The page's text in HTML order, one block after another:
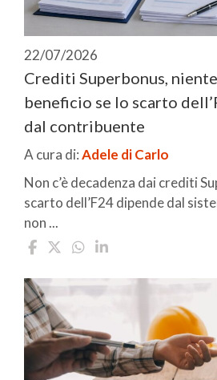
22/07/2026
Crediti Superbonus,
beneficio se lo scarto
dal contribuente
A cura di:Adele di Carlo
Non c’è decadenza dai crediti
scarto dell’F24 dipende dal
non ...